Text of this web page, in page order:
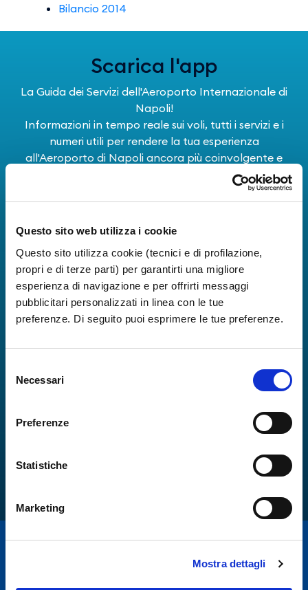
Questo sito web utilizza i cookie
Questo sito utilizza cookie (tecnici e di profilazione,
propri e di terze parti) per garantirti una migliore
esperienza di navigazione e per offrirti messaggi
pubblicitari personalizzati in linea con le tue
preferenze. Di seguito puoi esprimere le tue preferenze.
delNecessari
Preferenze
Statistiche
Marketing
Mostra dettagli
Bilancio 2014
Scarica l'app
La Guida dei Servizi dell'Aeroporto Internazionale di
Napoli!
Informazioni in tempo reale sui voli, tutti i servizi e i
numeri utili per rendere la tua esperienza
all'Aeroporto di Napoli ancora più coinvolgente e